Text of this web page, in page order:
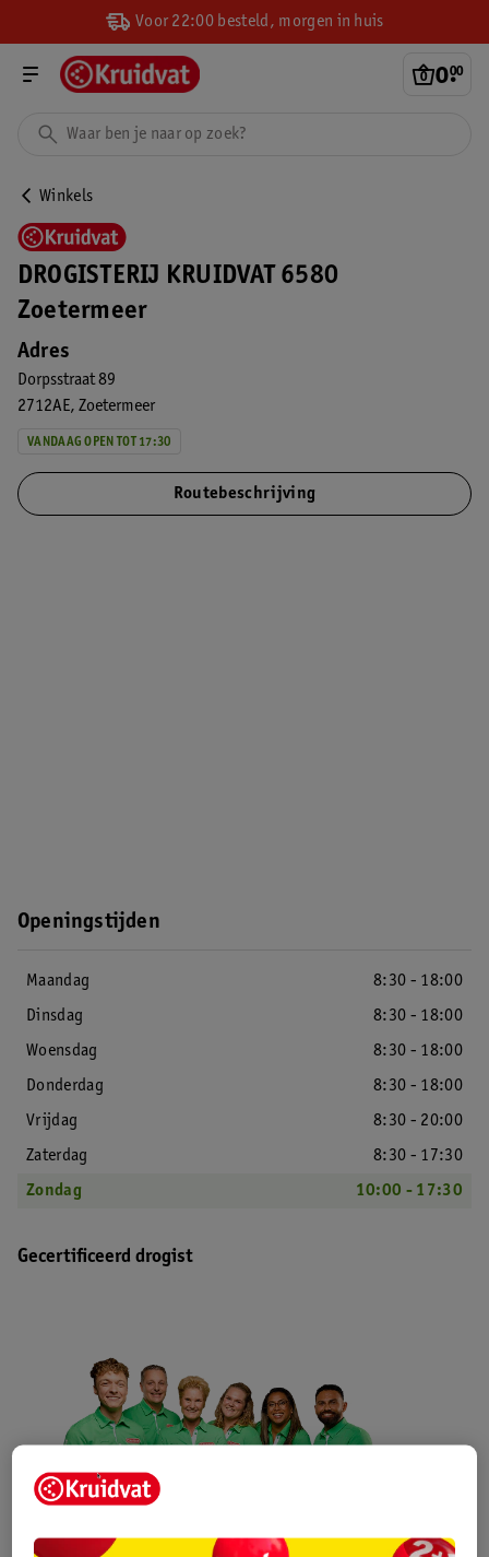
Voor 22:00 besteld, morgen in huis
0.
00
Winkels
DROGISTERIJ KRUIDVAT 6580
Zoetermeer
Adres
Dorpsstraat 89
2712AE Zoetermeer
VANDAAG OPEN TOT 17:30
Routebeschrijving
Openingstijden
Maandag
8:30 - 18:00
Dinsdag
8:30 - 18:00
Woensdag
8:30 - 18:00
Donderdag
8:30 - 18:00
Vrijdag
8:30 - 20:00
Zaterdag
8:30 - 17:30
Zondag
10:00 - 17:30
Gecertificeerd drogist